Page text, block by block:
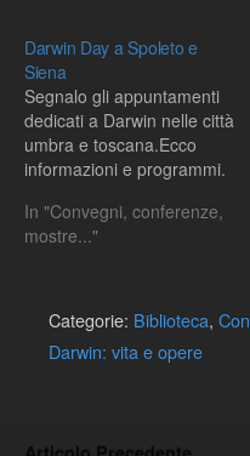
Darwin Day a Spoleto e
Siena
Segnalo gli appuntamenti
dedicati a Darwin nelle città
umbra e toscana.Ecco
informazioni e programmi.
In "Convegni, conferenze,
mostre..."
Categorie: Biblioteca,
Darwin: vita e opere